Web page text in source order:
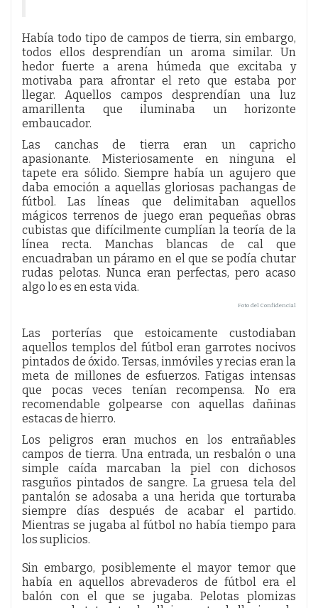
Había todo tipo de campos de tierra, sin embargo,
todos ellos desprendían un aroma similar. Un
hedor fuerte a arena húmeda que excitaba y
motivaba para afrontar el reto que estaba por
llegar. Aquellos campos desprendían una luz
amarillenta que iluminaba un horizonte
embaucador.
Las canchas de tierra eran un capricho
apasionante. Misteriosamente en ninguna el
tapete era sólido. Siempre había un agujero que
daba emoción a aquellas gloriosas pachangas de
fútbol. Las líneas que delimitaban aquellos
mágicos terrenos de juego eran pequeñas obras
cubistas que difícilmente cumplían la teoría de la
línea recta. Manchas blancas de cal que
encuadraban un páramo en el que se podía chutar
rudas pelotas. Nunca eran perfectas, pero acaso
algo lo es en esta vida.
Foto del Confidencial
Las porterías que estoicamente custodiaban
aquellos templos del fútbol eran garrotes nocivos
pintados de óxido. Tersas, inmóviles y recias eran la
meta de millones de esfuerzos. Fatigas intensas
que pocas veces tenían recompensa. No era
recomendable golpearse con aquellas dañinas
estacas de hierro.
Los peligros eran muchos en los entrañables
campos de tierra. Una entrada, un resbalón o una
simple caída marcaban la piel con dichosos
rasguños pintados de sangre. La gruesa tela del
pantalón se adosaba a una herida que torturaba
siempre días después de acabar el partido.
Mientras se jugaba al fútbol no había tiempo para
los suplicios.
Sin embargo, posiblemente el mayor temor que
había en aquellos abrevaderos de fútbol era el
balón con el que se jugaba. Pelotas plomizas